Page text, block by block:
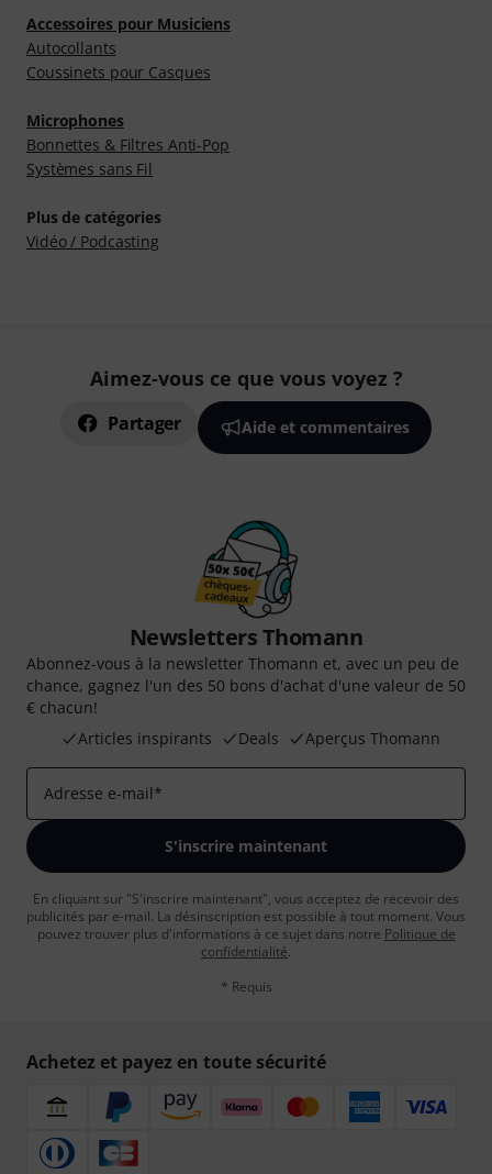
Accessoires pour Musiciens
Autocollants
Coussinets pour Casques
Microphones
Bonnettes & Filtres Anti-Pop
Systèmes sans Fil
Plus de catégories
Vidéo / Podcasting
Aimez-vous ce que vous voyez ?
Partager Aide et commentaires
Newsletters Thomann
Abonnez-vous à la newsletter Thomann et, avec un peu de
chance, gagnez l'un des 50 bons d'achat d'une valeur de 50
€ chacun!
Articles inspirants
Deals Aperçus Thomann
Adresse e-mail*
S'inscrire maintenant
En cliquant sur "S'inscrire maintenant", vous acceptez de recevoir des
publicités par e-mail. La désinscription est possible à tout moment. Vous
pouvez trouver plus d'informations à ce sujet dans notre Politique de
confidentialité.
* Requis
Achetez et payez en toute sécurité